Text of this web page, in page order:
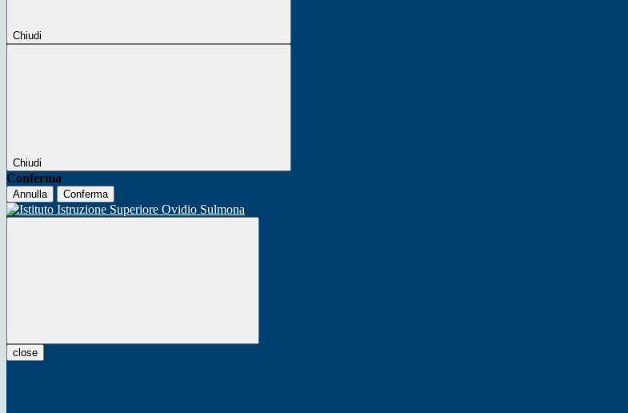
Chiudi
Chiudi
Conferma
Annulla Conferma
close